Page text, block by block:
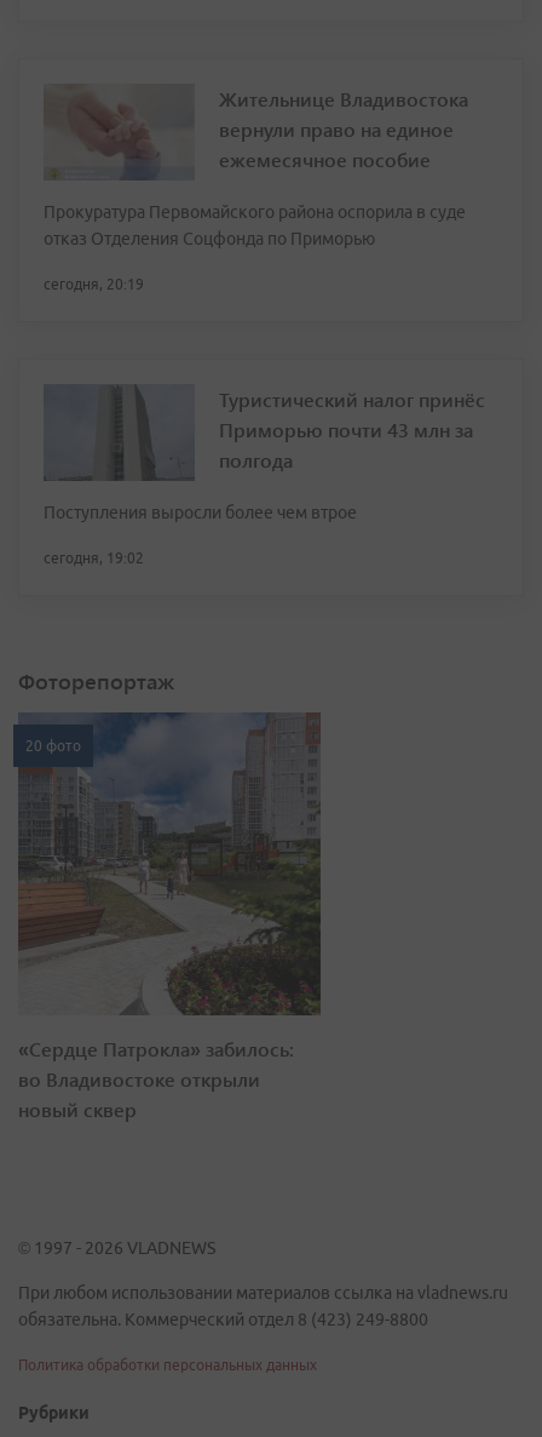
Жительнице Владивостока
вернули право на единое
ежемесячное пособие
Прокуратура Первомайского района оспорила в суде
отказ Отделения Соцфонда по Приморью
сегодня, 20:19
Туристический налог принёс
Приморью почти 43 млн за
полгода
Поступления выросли более чем втрое
сегодня, 19:02
Фоторепортаж
20 фото
«Сердце Патрокла» забилось:
во Владивостоке открыли
новый сквер
© 1997 - 2026 VLADNEWS
При любом использовании материалов ссылка на vladnews.ru
обязательна. Коммерческий отдел 8 (423) 249-8800
Политика обработки персональных данных
Рубрики